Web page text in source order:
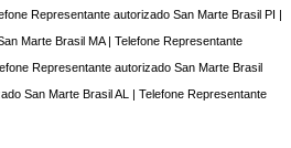
Representante autorizado San Marte Brasil PI |
Marte Brasil MA | Telefone Representante
Representante autorizado San Marte Brasil
San Marte Brasil AL | Telefone Representante